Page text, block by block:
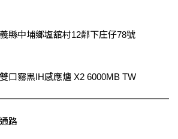
縣中埔鄉塩舘村12鄰下庄仔78號
口霧黑IH感應爐 X2 6000MB TW
路